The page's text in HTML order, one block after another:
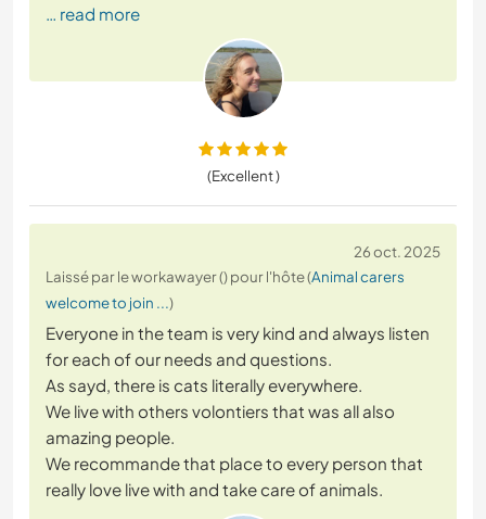
… read more
(Excellent )
26 oct. 2025
Laissé par le workawayer () pour l'hôte (Animal carers
welcome to join ...)
Everyone in the team is very kind and always listen
for each of our needs and questions.
As sayd, there is cats literally everywhere.
We live with others volontiers that was all also
amazing people.
We recommande that place to every person that
really love live with and take care of animals.